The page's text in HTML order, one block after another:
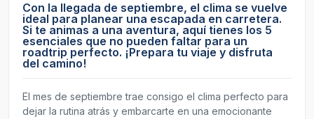
Con la llegada de septiembre, el clima se vuelve
ideal para planear una escapada en carretera.
Si te animas a una aventura, aquí tienes los 5
esenciales que no pueden faltar para un
roadtrip perfecto. ¡Prepara tu viaje y disfruta
del camino!
El mes de septiembre trae consigo el clima perfecto para
dejar la rutina atrás y embarcarte en una emocionante